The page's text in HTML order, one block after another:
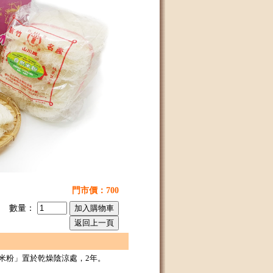
門市價： 700
數量：
」置於乾燥陰涼處，2年。